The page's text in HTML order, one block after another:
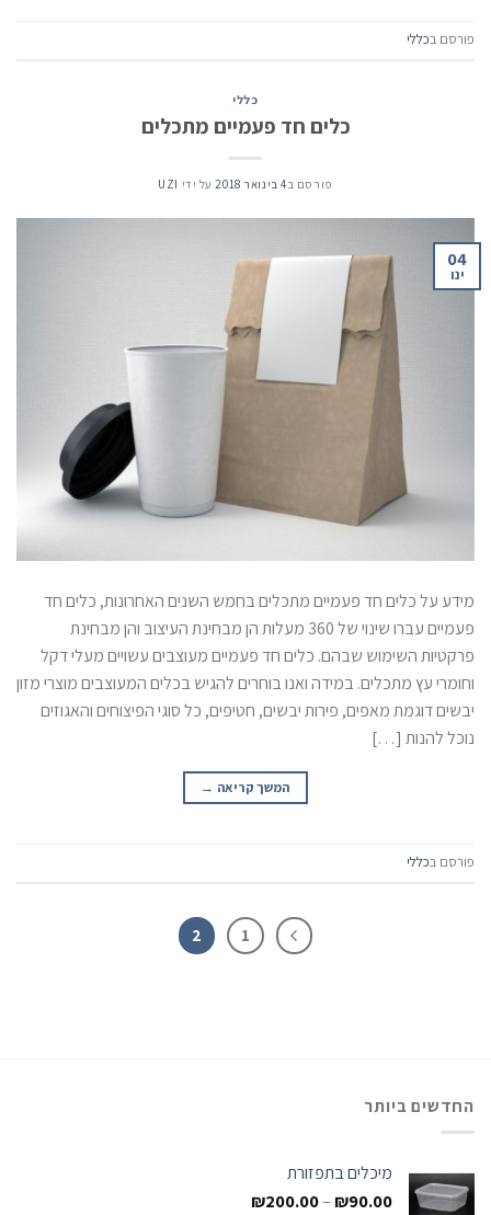
פורסם בכללי
כללי
כלים חד פעמיים מתכלים
פורסם ב4 בינואר 2018 על ידי UZI
04
ינו
מידע על כלים חד פעמיים מתכלים בחמש השנים האחרונות, כלים חד
פעמיים עברו שינוי של 360 מעלות הן מבחינת העיצוב והן מבחינת
פרקטיות השימוש שבהם. כלים חד פעמיים מעוצבים עשויים מעלי דקל
וחומרי עץ מתכלים. במידה ואנו בוחרים להגיש בכלים המעוצבים מוצרי מזון
יבשים דוגמת מאפים, פירות יבשים, חטיפים, כל סוגי הפיצוחים והאגוזים
נוכל להנות […]
המשך קריאה →
פורסם בכללי
1
2
החדשים ביותר
מיכלים בתפזורת
₪90.00
–
₪200.00